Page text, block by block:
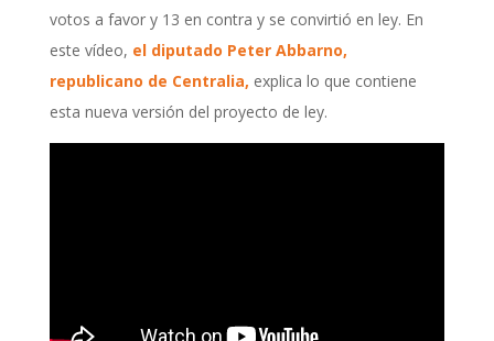
votos a favor y 13 en contra y se convirtió en ley. En
este vídeo, el diputado Peter Abbarno,
republicano de Centralia, explica lo que contiene
esta nueva versión del proyecto de ley.